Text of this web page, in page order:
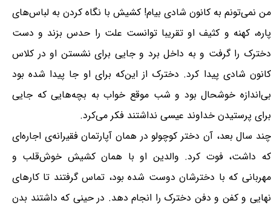
من نمی‌تونم به کانون شادی بیام! کشیش با نگاه کردن به لباس‌های
پاره، کهنه و کثیف او تقریبا توانست علت را حدس بزند و دست
دخترک را گرفت و به داخل برد و جایی برای نشستن او در کلاس
کانون شادی پیدا کرد. دخترک از این‌که برای او جا پیدا شده بود
بی‌اندازه خوشحال بود و شب موقع خواب به بچه‌هایی که جایی
برای پرستیدن خداوند عیسی نداشتند فکر می‌کرد.
چند سال بعد، آن دختر کوچولو در همان آپارتمان فقیرانه‌ی اجاره‌ای
که داشت، فوت کرد. والدین او با همان کشیش خوش‌قلب و
مهربانی که با دخترشان دوست شده بود، تماس گرفتند تا کارهای
نهایی و کفن و دفن دخترک را انجام دهد. در حینی که داشتند بدن